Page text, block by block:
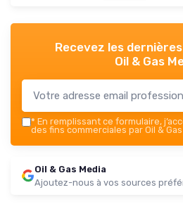
Recevez les
Oil & Gas
* En remplissant ce formulaire,
des fins commerciales par Oil &
Oil & Gas Media
Ajoutez-nous à vos sources